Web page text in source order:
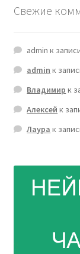
Свежие
admin к
admin к
Владимир к
Алексей к
Лаура к